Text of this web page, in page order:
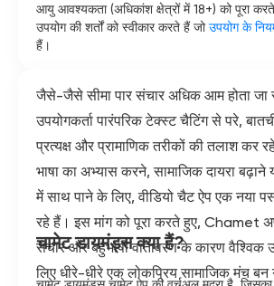
आयु आवश्यकता (अधिकांश क्षेत्रों में 18+) को पूरा
उपयोग की शर्तों को स्वीकार करते हैं जोउपयोग के
हैं।
जैसे-जैसे सीमा पार संचार अधिक आम होता जा
उपयोगकर्ता पारंपरिक टेक्स्ट चैटिंग से परे,
प्रत्यक्ष और प्रामाणिक तरीकों की तलाश कर
भाषा का अभ्यास करने, सामाजिक दायरा बढ़ाने
में साथ पाने के लिए, वीडियो चैट ऐप एक नया
रहे हैं। इस मांग को पूरा करते हुए, Chamet
संचार और बहुभाषी वातावरण के कारण वैश्विक
लिए धीरे-धीरे एक लोकप्रिय सामाजिक मंच बन
चामेट डायमंड्स क्या हैं?